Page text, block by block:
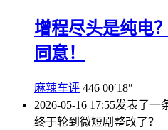
增程尽头是纯电
同意！
麻辣车评 446 00′18″
2026-05-16 17:55发表了一
终于轮到微短剧整改了？